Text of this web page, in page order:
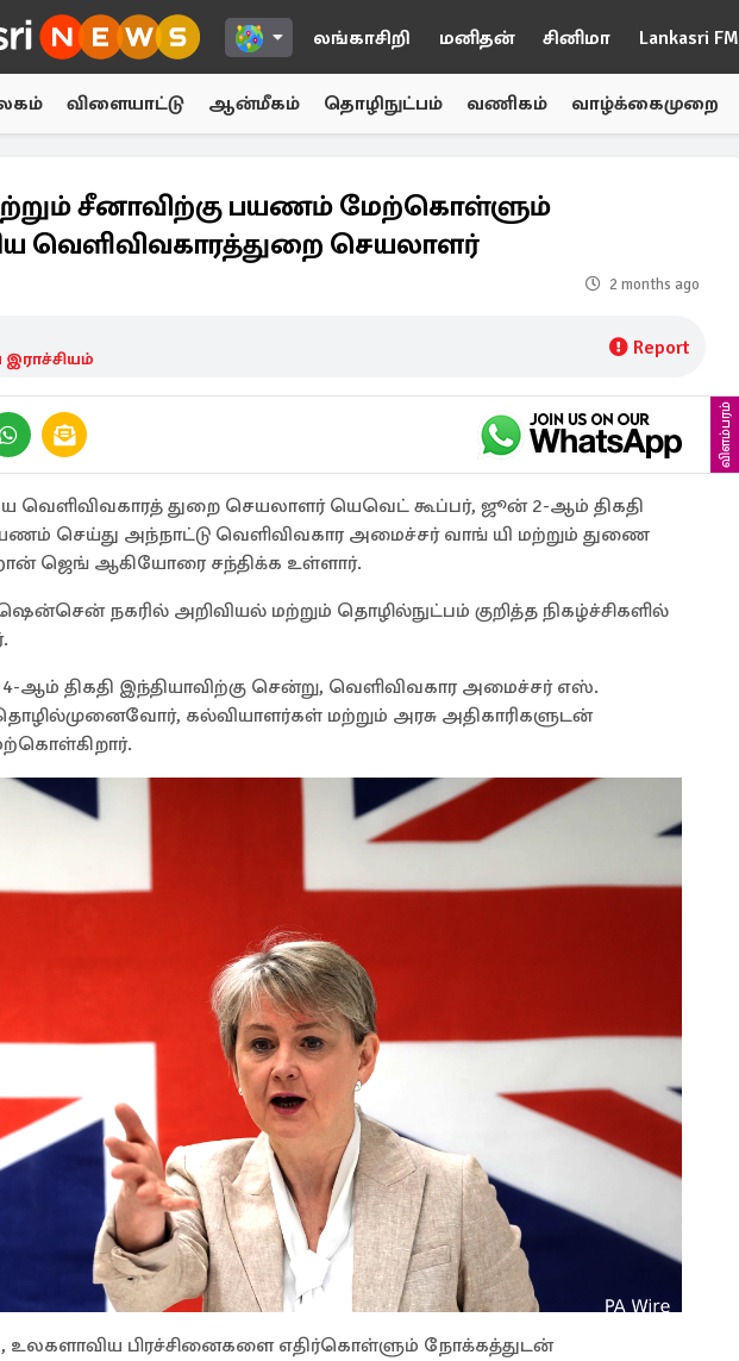
லங்காசிறி மனிதன் சினிமா Lankasri FM
விளையாட்டு ஆன்மீகம் தொழிநுட்பம் வணிகம் வாழ்க்கைமுறை
சீனாவிற்கு பயணம் மேற்கொள்ளும்
வெளிவிவகாரத்துறை செயலாளர்
2 months ago
இராச்சியம் Report
விளம்பரம்
வெளிவிவகாரத் துறை செயலாளர் யெவெட் கூப்பர், ஜூன் 2-ஆம் திகதி
செய்து அந்நாட்டு வெளிவிவகார அமைச்சர் வாங் யி மற்றும் துணை
ஜெங் ஆகியோரை சந்திக்க உள்ளார்.
நகரில் அறிவியல் மற்றும் தொழில்நுட்பம் குறித்த நிகழ்ச்சிகளில்
ஆம் திகதி இந்தியாவிற்கு சென்று, வெளிவிவகார அமைச்சர் எஸ்.
கல்வியாளர்கள் மற்றும் அரசு அதிகாரிகளுடன்
பிரச்சினைகளை எதிர்கொள்ளும் நோக்கத்துடன்